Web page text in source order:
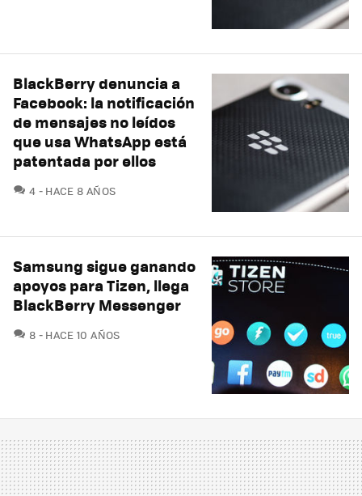
BlackBerry denuncia a
Facebook: la notificación
de mensajes no leídos
que usa WhatsApp está
patentada por ellos
4 COMENTARIOS
HACE 8 AÑOS
Samsung sigue ganando
apoyos para Tizen, llega
BlackBerry Messenger
8 COMENTARIOS
HACE 10 AÑOS